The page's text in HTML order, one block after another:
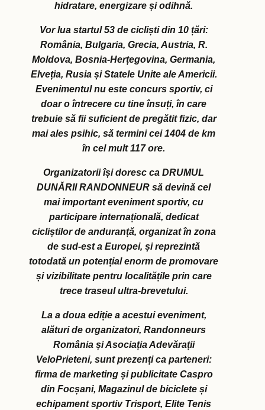
hidratare, energizare și odihnă.
Vor lua startul 53 de cicliști din 10 țări:
România, Bulgaria, Grecia, Austria, R.
Moldova, Bosnia-Herțegovina, Germania,
Elveția, Rusia și Statele Unite ale Americii.
Evenimentul nu este concurs sportiv, ci
doar o întrecere cu tine însuți, în care
trebuie să fii suficient de pregătit fizic, dar
mai ales psihic, să termini cei 1404 de km
în cel mult 117 ore.
Organizatorii își doresc ca DRUMUL
DUNĂRII RANDONNEUR să devină cel
mai important eveniment sportiv, cu
participare internațională, dedicat
cicliștilor de anduranță, organizat în zona
de sud-est a Europei, și reprezintă
totodată un potențial enorm de promovare
și vizibilitate pentru localitățile prin care
trece traseul ultra-brevetului.
La a doua ediție a acestui eveniment,
alături de organizatori, Randonneurs
România și Asociația Adevărații
VeloPrieteni, sunt prezenți ca parteneri:
firma de marketing și publicitate Caspro
din Focșani, Magazinul de biciclete și
echipament sportiv Trisport, Elite Tenis